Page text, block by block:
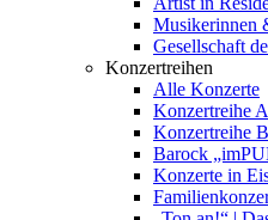
Musikerinnen
Gesellschaft
Konzertreihen
Alle Konzerte
Konzertreihe
Konzertreihe
Barock
Konzerte in